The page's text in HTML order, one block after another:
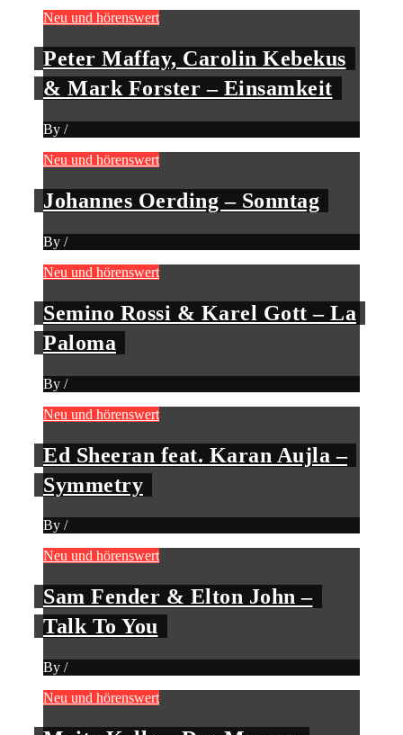
Neu und hörenswert
Peter Maffay, Carolin Kebekus
& Mark Forster – Einsamkeit
By /
Neu und hörenswert
Johannes Oerding – Sonntag
By /
Neu und hörenswert
Semino Rossi & Karel Gott – La
Paloma
By /
Neu und hörenswert
Ed Sheeran feat. Karan Aujla –
Symmetry
By /
Neu und hörenswert
Sam Fender & Elton John –
Talk To You
By /
Neu und hörenswert